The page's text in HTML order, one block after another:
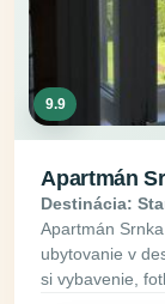
9.9
Apartmán
Destinácia:
Apartmán
ubytovanie v
si vybavenie,